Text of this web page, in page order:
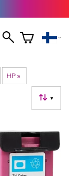
HP ‪»
▼